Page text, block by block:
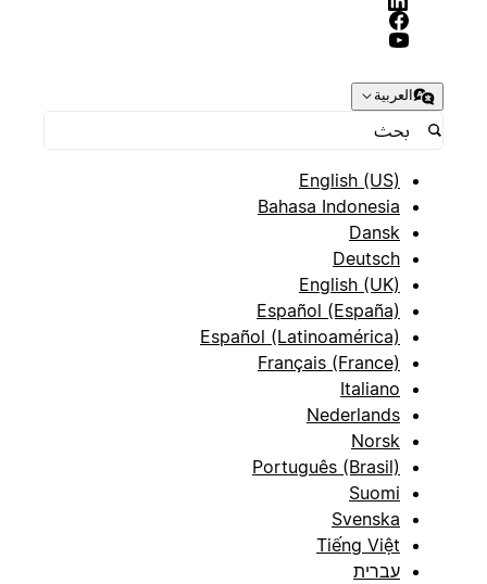
العربية
English (US)
Bahasa Indonesia
Dansk
Deutsch
English (UK)
Español (España)
Español (Latinoamérica)
Français (France)
Italiano
Nederlands
Norsk
Português (Brasil)
Suomi
Svenska
Tiếng Việt
עברית